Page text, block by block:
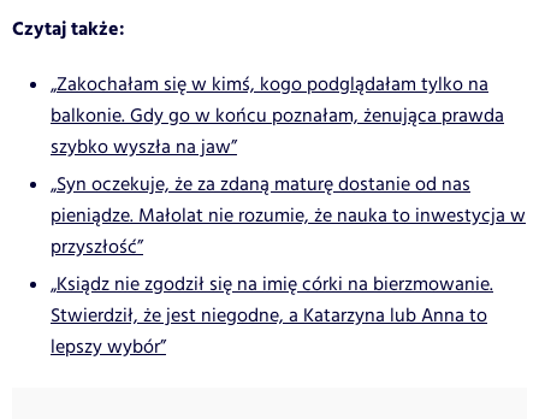
Czytaj także:
„Zakochałam się w kimś, kogo podglądałam tylko na
balkonie. Gdy go w końcu poznałam, żenująca prawda
szybko wyszła na jaw”
„Syn oczekuje, że za zdaną maturę dostanie od nas
pieniądze. Małolat nie rozumie, że nauka to inwestycja w
przyszłość”
„Ksiądz nie zgodził się na imię córki na bierzmowanie.
Stwierdził, że jest niegodne, a Katarzyna lub Anna to
lepszy wybór”